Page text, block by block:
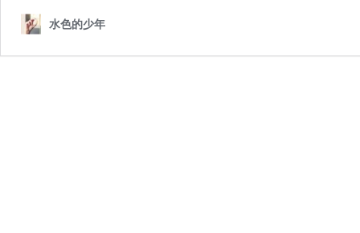
水色的少年